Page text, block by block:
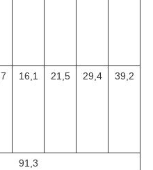
16,1 21,5 29,4 39,2
91,3